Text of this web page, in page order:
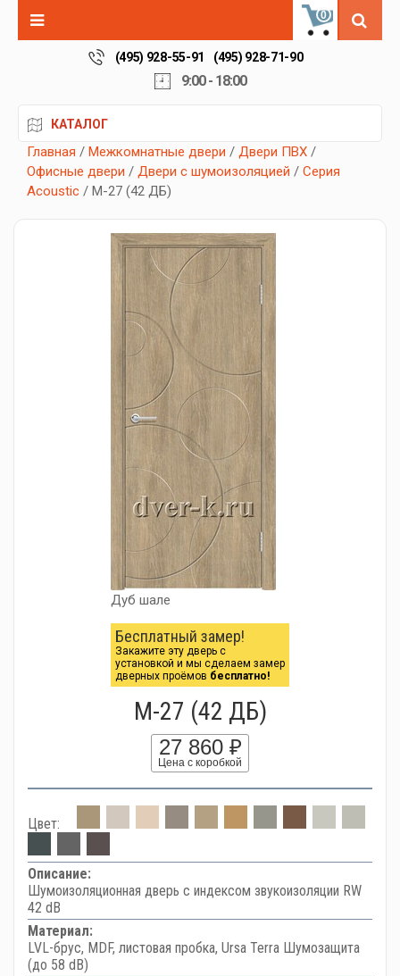
0
(495) 928-55-91 (495) 928-71-90
9:00 - 18:00
КАТАЛОГ
Главная / Межкомнатные двери / Двери ПВХ /
Офисные двери / Двери с шумоизоляцией / Серия
Acoustic / М-27 (42 ДБ)
Дуб шале
Бесплатный замер!
Закажите эту дверь с
установкой и мы сделаем замер
дверных проёмов бесплатно!
М-27 (42 ДБ)
27 860 ₽
Цена с коробкой
Цвет:
Описание:
Шумоизоляционная дверь с индексом звукоизоляции RW
42 dB
Материал:
LVL-брус, MDF, листовая пробка, Ursa Terra Шумозащита
(до 58 dB)